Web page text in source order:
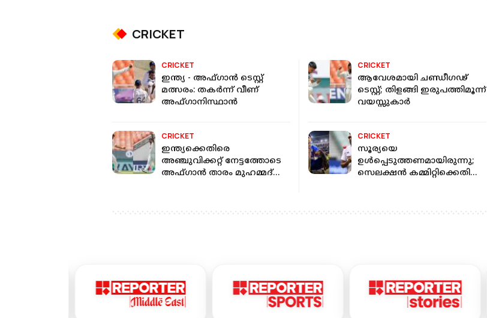
CRICKET
CRICKET
ഇന്ത്യ - അഫ്ഗാൻ ടെസ്റ്റ്
മത്സരം: തകർന്ന് വീണ്
അഫ്ഗാനിസ്ഥാൻ
CRICKET
ആവേശമായി ചണ്ഡീഗഢ്
ടെസ്റ്റ്; തിളങ്ങി ഇരുപത്തിമൂന്ന്
വയസ്സുകാർ
CRICKET
ഇന്ത്യക്കെതിരെ
അഞ്ചുവിക്കറ്റ് നേട്ടത്തോടെ
അഫ്ഗാന്‍ താരം മുഹമ്മദ്
CRICKET
സൂര്യയെ
ഉള്‍പ്പെടുത്തണമായിരുന്നു;
സെലക്ഷന്‍ കമ്മിറ്റിക്കെതിരെ